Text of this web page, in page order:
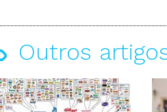
Outros